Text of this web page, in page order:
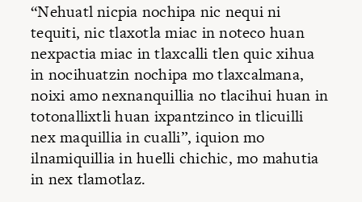
“Nehuatl nicpia nochipa nic nequi ni
tequiti, nic tlaxotla miac in noteco huan
nexpactia miac in tlaxcalli tlen quic xihua
in nocihuatzin nochipa mo tlaxcalmana,
noixi amo nexnanquillia no tlacihui huan in
totonallixtli huan ixpantzinco in tlicuilli
nex maquillia in cualli”, iquion mo
ilnamiquillia in huelli chichic, mo mahutia
in nex tlamotlaz.